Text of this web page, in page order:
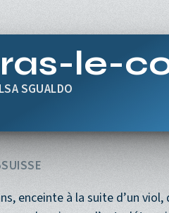
le-
SGUALDO
SUISSE
enceinte à la suite d’un